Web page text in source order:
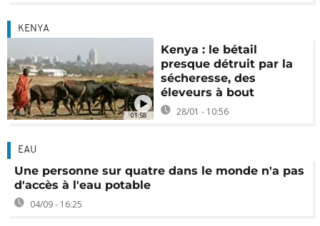
01:58
KENYA
Kenya : le bétail
presque détruit par la
sécheresse, des
éleveurs à bout
28/01 - 10:56
EAU
Une personne sur quatre dans le monde n'a pas
d'accès à l'eau potable
04/09 - 16:25